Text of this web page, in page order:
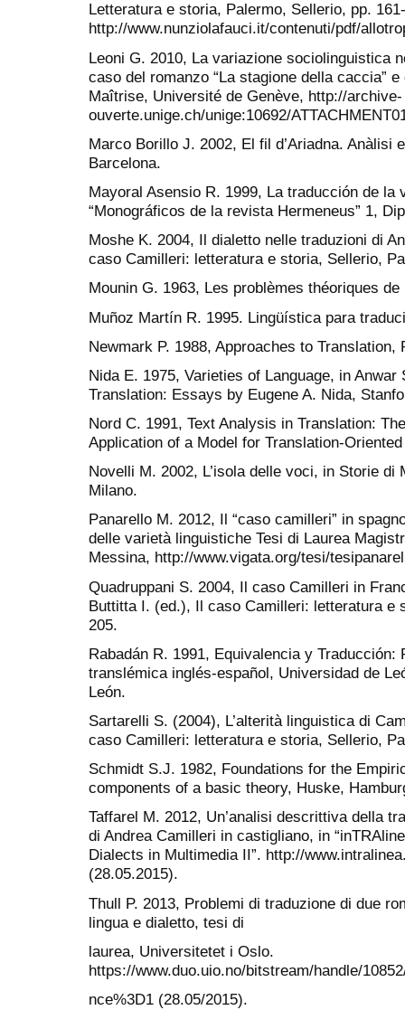
Letteratura e storia, Palermo, Sellerio, pp.
http://www.nunziolafauci.it/contenuti/pdf/
Leoni G. 2010, La variazione sociolinguistica
caso del romanzo “La stagione della caccia”
Maîtrise, Université de Genève, http://archive-
ouverte.unige.ch/unige:10692/
Marco Borillo J. 2002, El fil d’Ariadna.
Barcelona.
Mayoral Asensio R. 1999, La traducción de la
“Monográficos de la revista Hermeneus” 1,
Moshe K. 2004, Il dialetto nelle traduzioni di
caso Camilleri: letteratura e storia, Sellerio,
Mounin G. 1963, Les problèmes théoriques
Muñoz Martín R. 1995. Lingüística para
Newmark P. 1988, Approaches to Translation,
Nida E. 1975, Varieties of Language, in
Translation: Essays by Eugene A. Nida,
Nord C. 1991, Text Analysis in Translation:
Application of a Model for Translation-
Novelli M. 2002, L’isola delle voci, in Storie di
Milano.
Panarello M. 2012, Il “caso camilleri” in
delle varietà linguistiche Tesi di Laurea
Messina, http://www.vigata.org/tesi/
Quadruppani S. 2004, Il caso Camilleri in
Buttitta I. (ed.), Il caso Camilleri: letteratura e
205.
Rabadán R. 1991, Equivalencia y Traducción:
translémica inglés-español, Universidad de
León.
Sartarelli S. (2004), L’alterità linguistica di
caso Camilleri: letteratura e storia, Sellerio,
Schmidt S.J. 1982, Foundations for the
components of a basic theory, Huske,
Taffarel M. 2012, Un’analisi descrittiva della
di Andrea Camilleri in castigliano, in
Dialects in Multimedia II”. http://
(28.05.2015).
Thull P. 2013, Problemi di traduzione di due
lingua e dialetto, tesi di
laurea, Universitetet i Oslo.
https://www.duo.uio.no/bitstream/handle/
nce%3D1 (28.05/2015).